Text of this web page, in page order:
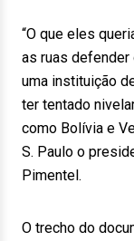
“O que eles
as ruas defender
uma instituição
ter tentado
como Bolívia e
S. Paulo o
Pimentel.
O trecho do